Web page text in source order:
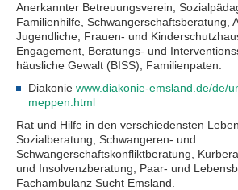
Anerkannter Betreuungsverein,
Familienhilfe, Schwangerschaftsberatung,
Jugendliche, Frauen- und
Engagement, Beratungs- und
häusliche Gewalt (BISS), Familienpaten.
Diakonie www.diakonie-emsland.de/de/
meppen.html
Rat und Hilfe in den verschiedensten
Sozialberatung, Schwangeren- und
Schwangerschaftskonfliktberatung,
und Insolvenzberatung, Paar- und
Fachambulanz Sucht Emsland.